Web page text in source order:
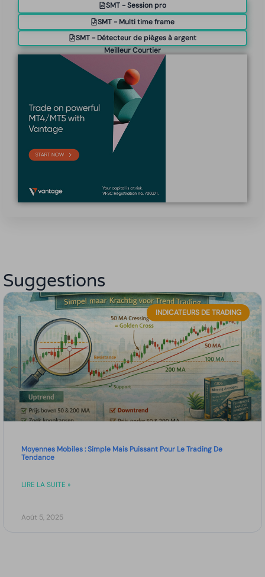
SMT - Session pro
SMT - Multi time frame
SMT - Détecteur de pièges à argent
Meilleur Courtier
Suggestions
INDICATEURS DE TRADING
Moyennes Mobiles : Simple Mais Puissant Pour Le Trading De
Tendance
LIRE LA SUITE »
Août 5, 2025